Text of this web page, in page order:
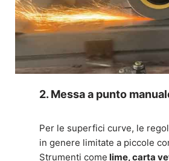
2. Messa a punto
Per le superfici curve, le
in genere limitate a piccole
Strumenti come lime, carta